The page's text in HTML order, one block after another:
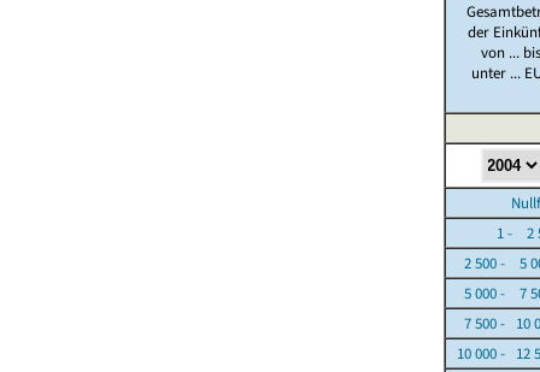
der
von ...
unter ...
1 - 2
2 500 - 5
5 000 - 7
7 500 - 10
10 000 - 12